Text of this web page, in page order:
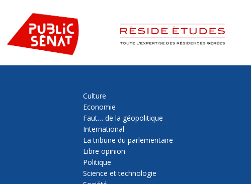
Culture
Economie
Faut… de la géopolitique
International
La tribune du parlementaire
Libre opinion
Politique
Science et technologie